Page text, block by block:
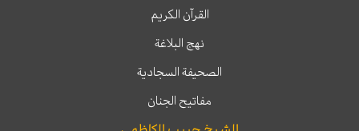
القرآن الكريم
نهج البلاغة
الصحيفة السجادية
مفاتيح الجنان